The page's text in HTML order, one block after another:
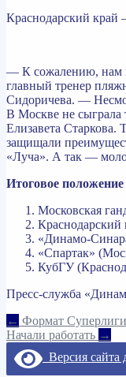
Краснодарский край
— К сожалению, нам
главный тренер
Сидоричева. —
В Москве не сыграла
Елизавета Старкова.
защищали
«Луча». А так —
Итоговое положение
Московская
Краснодарский
«Динамо-
«Спартак»
КубГУ
Пресс-служба
Навигация
по
записям
← Формат Суперлиги
Начали работать →
Версия сайта